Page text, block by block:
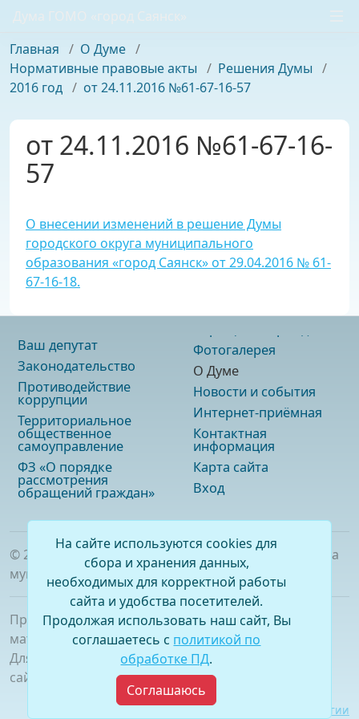
Дума ГОМО «город Саянск»
Главная / О Думе /
Нормативные правовые акты / Решения Думы /
2016 год / от 24.11.2016 №61-67-16-57
от 24.11.2016 №61-67-16-
57
О внесении изменений в решение Думы
городского округа муниципального
образования «город Саянск» от 29.04.2016 № 61-
67-16-18.
Ваш депутат
Законодательство
Противодействие
коррупции
Территориальное
общественное
самоуправление
ФЗ «О порядке
рассмотрения
обращений граждан»
Фотогалерея
О Думе
Новости и события
Интернет-приёмная
Контактная
информация
Карта сайта
Вход
© 2026
. Официальный сайт Думы городского округа
муниципального образования «город Саянск»
При полном или частичном использовании
материалов ссылка на сайт обязательна.
Для сетевых изданий обязательна гиперссылка на
сайт –
www.dumasayansk.ru
Разработка сайта: Виртуальные технологии
На сайте используются cookies для
сбора и хранения данных,
необходимых для корректной работы
сайта и удобства посетителей.
Продолжая использовать наш сайт, Вы
соглашаетесь с политикой по
обработке ПД.
Соглашаюсь